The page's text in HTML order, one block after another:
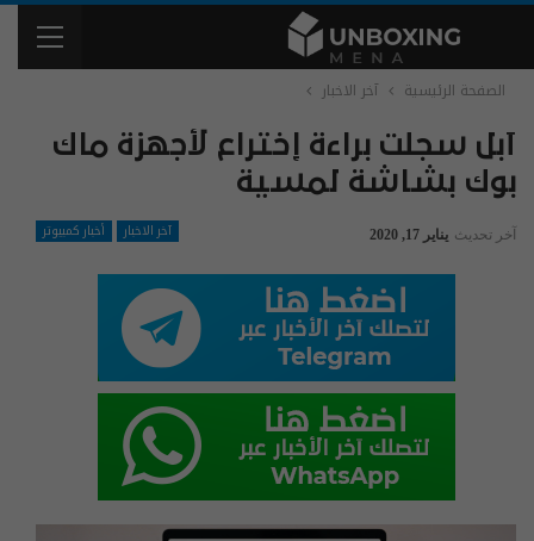
الصفحة الرئيسية آخر الاخبار
آبل سجلت براءة إختراع لأجهزة ماك
بوك بشاشة لمسية
آخر الاخبار أخبار كمبيوتر آخر تحديث يناير 17, 2020